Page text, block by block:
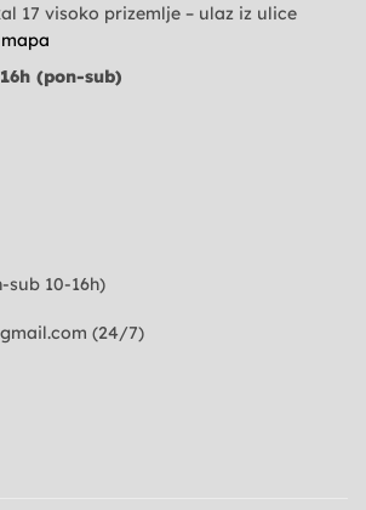
17 visoko prizemlje – ulaz iz ulice
mapa
(pon-sub)
sub 10-16h)
(24/7)